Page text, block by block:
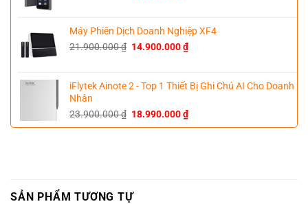
10.800.000 ₫.
là:
9.790.000 ₫.
Máy Phiên Dịch Doanh Nghiệp XF4
21.900.000₫ Giá
21.900.000 ₫.
14.900.000₫Giá
là:
iFlytek Ainote 2 - Top 1 Thiết Bị Ghi Chú AI Cho Doanh
Nhân
23.900.000₫ Giá
gốc
18.990.000₫Giá
hiện
SẢN PHẨM TƯƠNG TỰ